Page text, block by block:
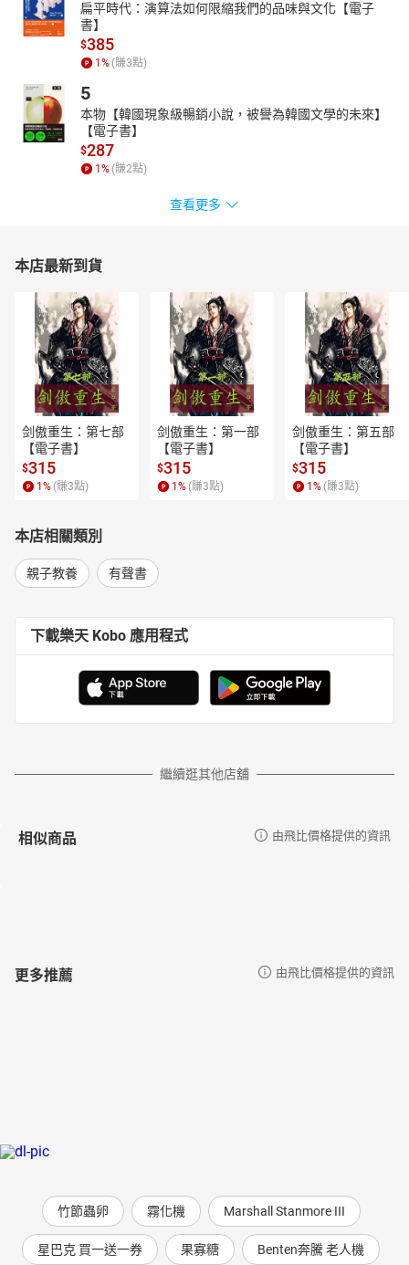
扁平時代：演算法如何限縮我們的品味與文化【電子
書】
$385
1 % (賺3點)
5
本物【韓國現象級暢銷小說，被譽為韓國文學的未來】
【電子書】
$287
1 % (賺2點)
查看更多
本店最新到貨
剑傲重生：第七部
【電子書】
$315
1 % (賺3點)
剑傲重生：第一部
【電子書】
$315
1 % (賺3點)
剑傲重生：第五部
【電子書】
$315
1 % (賺3點)
本店相關類別
親子教養 有聲書
下載樂天 Kobo 應用程式
繼續逛其他店舖
相似商品 由飛比價格提供的資訊
更多推薦 由飛比價格提供的資訊
竹節蟲卵 霧化機 Marshall Stanmore III
星巴克 買一送一券 果寡糖 Benten奔騰 老人機